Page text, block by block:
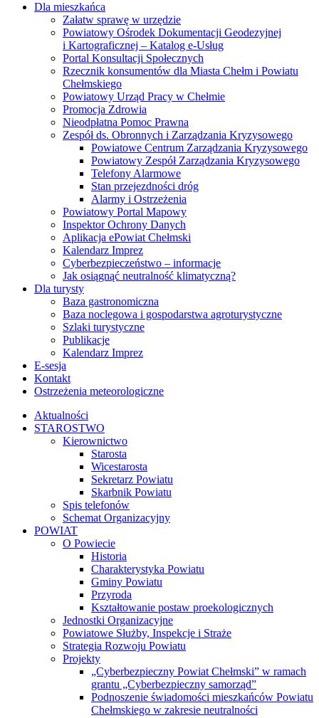
Dla mieszkańca
Załatw sprawę w urzędzie
Powiatowy Ośrodek Dokumentacji Geodezyjnej
i Kartograficznej – Katalog e-Usług
Portal Konsultacji Społecznych
Rzecznik konsumentów dla Miasta Chełm i Powiatu
Chełmskiego
Powiatowy Urząd Pracy w Chełmie
Promocja Zdrowia
Nieodpłatna Pomoc Prawna
Zespół ds. Obronnych i Zarządzania Kryzysowego
Powiatowe Centrum Zarządzania Kryzysowego
Powiatowy Zespół Zarządzania Kryzysowego
Telefony Alarmowe
Stan przejezdności dróg
Alarmy i Ostrzeżenia
Powiatowy Portal Mapowy
Inspektor Ochrony Danych
Aplikacja ePowiat Chełmski
Kalendarz Imprez
Cyberbezpieczeństwo – informacje
Jak osiągnąć neutralność klimatyczną?
Dla turysty
Baza gastronomiczna
Baza noclegowa i gospodarstwa agroturystyczne
Szlaki turystyczne
Publikacje
Kalendarz Imprez
E-sesja
Kontakt
Ostrzeżenia meteorologiczne
Aktualności
STAROSTWO
Kierownictwo
Starosta
Wicestarosta
Sekretarz Powiatu
Skarbnik Powiatu
Spis telefonów
Schemat Organizacyjny
POWIAT
O Powiecie
Historia
Charakterystyka Powiatu
Gminy Powiatu
Przyroda
Kształtowanie postaw proekologicznych
Jednostki Organizacyjne
Powiatowe Służby, Inspekcje i Straże
Strategia Rozwoju Powiatu
Projekty
„Cyberbezpieczny Powiat Chełmski” w ramach
grantu „Cyberbezpieczny samorząd”
Podnoszenie świadomości mieszkańców Powiatu
Chełmskiego w zakresie neutralności